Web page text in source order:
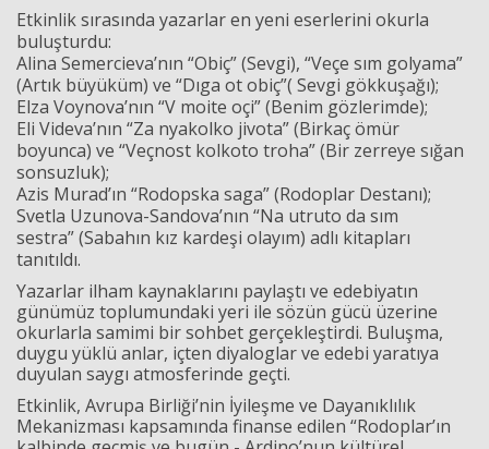
Etkinlik sırasında yazarlar en yeni eserlerini okurla
buluşturdu:
Alina Semercieva’nın “Obiç” (Sevgi), “Veçe sım golyama”
(Artık büyüküm) ve “Dıga ot obiç”( Sevgi gökkuşağı);
Elza Voynova’nın “V moite oçi” (Benim gözlerimde);
Eli Videva’nın “Za nyakolko jivota”(Birkaç ömür
boyunca) ve “Veçnost kolkoto troha” (Bir zerreye sığan
sonsuzluk);
Azis Murad’ın “Rodopska saga” (Rodoplar Destanı);
Svetla Uzunova-Sandova’nın “Na utruto da sım
sestra”(Sabahın kız kardeşi olayım) adlı kitapları
tanıtıldı.
Yazarlar ilham kaynaklarını paylaştı ve edebiyatın
günümüz toplumundaki yeri ile sözün gücü üzerine
okurlarla samimi bir sohbet gerçekleştirdi. Buluşma,
duygu yüklü anlar, içten diyaloglar ve edebi yaratıya
duyulan saygı atmosferinde geçti.
Etkinlik, Avrupa Birliği’nin İyileşme ve Dayanıklılık
Mekanizması kapsamında finanse edilen “Rodoplar’ın